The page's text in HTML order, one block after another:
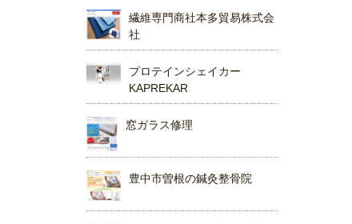
繊維専門商社本多貿易株式会
社
プロテインシェイカー
KAPREKAR
窓ガラス修理
豊中市曽根の鍼灸整骨院